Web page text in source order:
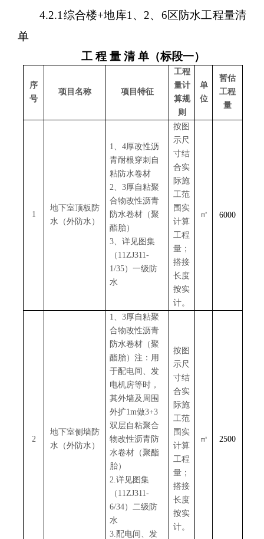
4.2.1 综合楼+地库1、2、6区防水工程量清
单
工 程 量 清 单（标段一）
序
号
项目名称 项目特征
工程
量计
算规
则
单
位
暂估
工程
量
1
地下室顶板防
水（外防水）
1、4厚改性沥
青耐根穿刺自
粘防水卷材
2、3厚自粘聚
合物改性沥青
防水卷材（聚
酯胎）
3、详见图集
（11ZJ311-
1/35）一级防
水
按图
示尺
寸结
合实
际施
工范
围实
计算
工程
量；
搭接
长度
按实
计。
㎡ 6000
2
地下室侧墙防
水（外防水）
1、3厚自粘聚
合物改性沥青
防水卷材（聚
酯胎）注：用
于配电间、发
电机房等时，
其外墙及周围
外扩1m做3+3
双层自粘聚合
物改性沥青防
水卷材（聚酯
胎）
2.详见图集
（11ZJ311-
6/34）二级防
水
3.配电间、发
按图
示尺
寸结
合实
际施
工范
围实
计算
工程
量；
搭接
长度
按实
计。
㎡ 2500